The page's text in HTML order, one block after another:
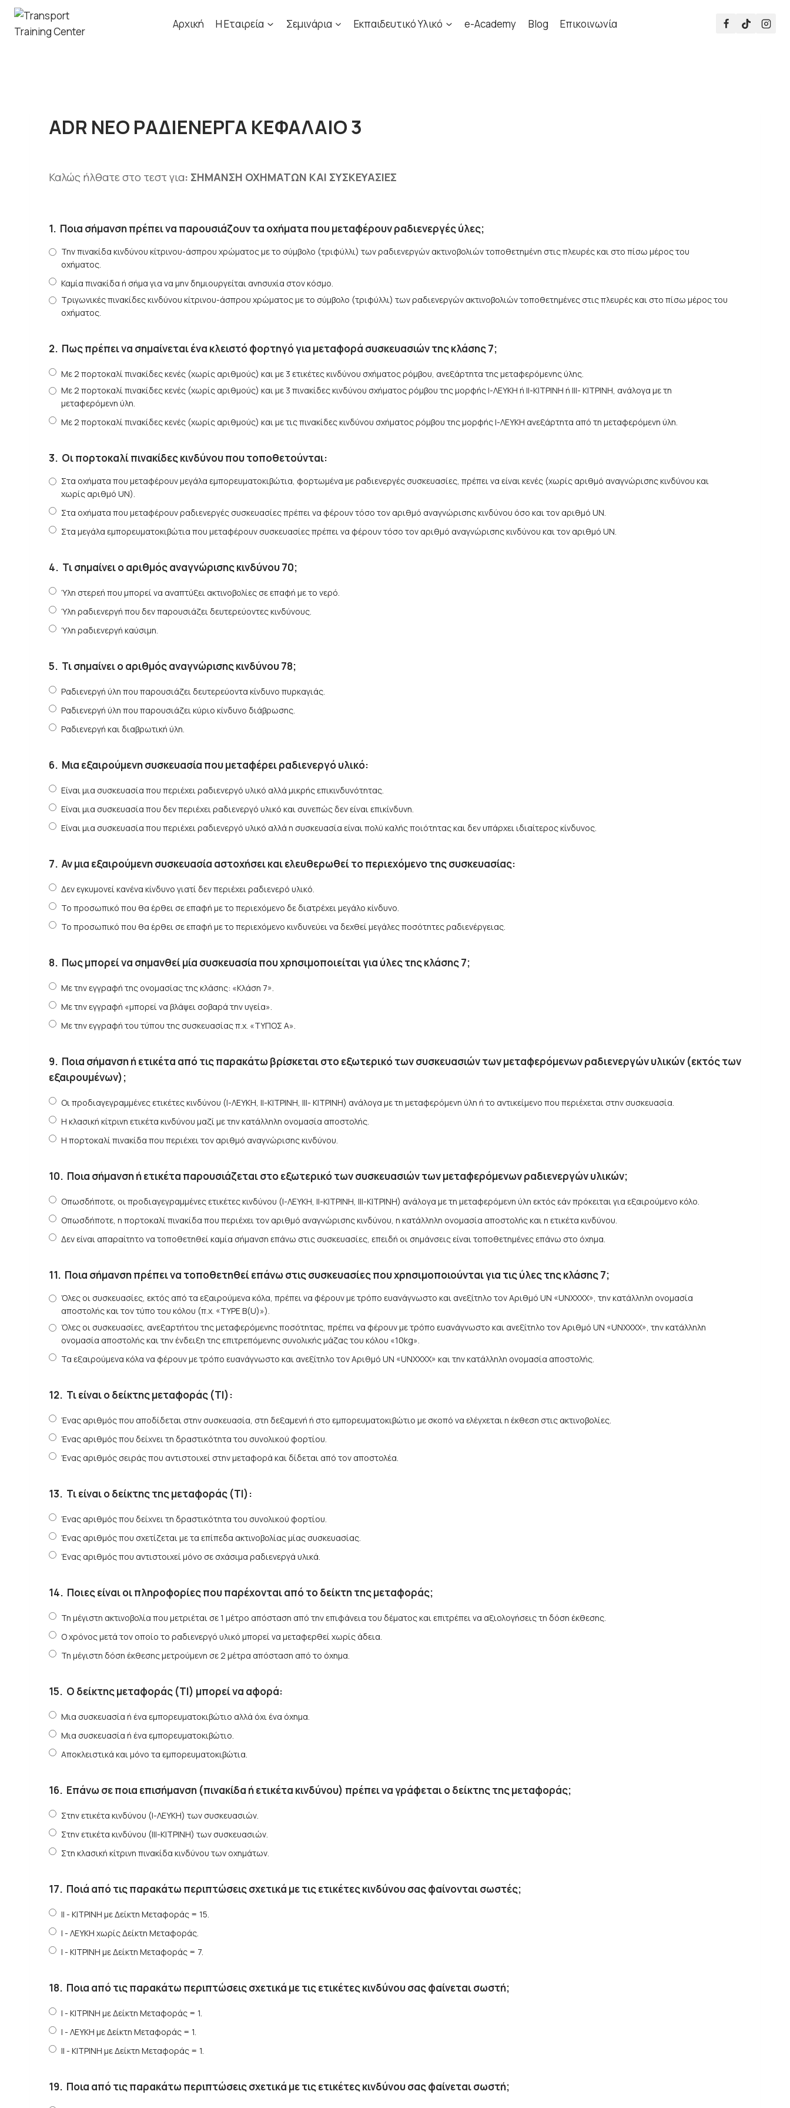
Skip
content
Αρχική Η Εταιρεία Σεμινάρια Εκπαιδευτικό Υλικό e-Academy Blog Επικοινωνία
ADR ΝΕΟ ΡΑΔΙΕΝΕΡΓΑ ΚΕΦΑΛΑΙΟ 3
Καλώς ήλθατε στο τεστ για: ΣΗΜΑΝΣΗ ΟΧΗΜΑΤΩΝ ΚΑΙ ΣΥΣΚΕΥΑΣΙΕΣ
1. Ποια σήμανση πρέπει να παρουσιάζουν τα οχήματα που μεταφέρουν ραδιενεργές ύλες;
Την πινακίδα κινδύνου κίτρινου-άσπρου χρώματος με το σύμβολο (τριφύλλι) των ραδιενεργών ακτινοβολιών τοποθετημένη στις πλευρές και στο πίσω μέρος του
οχήματος.
Καμία πινακίδα ή σήμα για να μην δημιουργείται ανησυχία στον κόσμο.
Τριγωνικές πινακίδες κινδύνου κίτρινου-άσπρου χρώματος με το σύμβολο (τριφύλλι) των ραδιενεργών ακτινοβολιών τοποθετημένες στις πλευρές και στο πίσω μέρος του
οχήματος.
2. Πως πρέπει να σημαίνεται ένα κλειστό φορτηγό για μεταφορά συσκευασιών της κλάσης 7;
Με 2 πορτοκαλί πινακίδες κενές (χωρίς αριθμούς) και με 3 ετικέτες κινδύνου σχήματος ρόμβου, ανεξάρτητα της μεταφερόμενης ύλης.
Με 2 πορτοκαλί πινακίδες κενές (χωρίς αριθμούς) και με 3 πινακίδες κινδύνου σχήματος ρόμβου της μορφής Ι-ΛΕΥΚΗ ή ΙΙ-ΚΙΤΡΙΝΗ ή ΙΙΙ- ΚΙΤΡΙΝΗ, ανάλογα με τη
μεταφερόμενη ύλη.
Με 2 πορτοκαλί πινακίδες κενές (χωρίς αριθμούς) και με τις πινακίδες κινδύνου σχήματος ρόμβου της μορφής Ι-ΛΕΥΚΗ ανεξάρτητα από τη μεταφερόμενη ύλη.
3. Οι πορτοκαλί πινακίδες κινδύνου που τοποθετούνται:
Στα οχήματα που μεταφέρουν μεγάλα εμπορευματοκιβώτια, φορτωμένα με ραδιενεργές συσκευασίες, πρέπει να είναι κενές (χωρίς αριθμό αναγνώρισης κινδύνου και
χωρίς αριθμό UN).
Στα οχήματα που μεταφέρουν ραδιενεργές συσκευασίες πρέπει να φέρουν τόσο τον αριθμό αναγνώρισης κινδύνου όσο και τον αριθμό UN.
Στα μεγάλα εμπορευματοκιβώτια που μεταφέρουν συσκευασίες πρέπει να φέρουν τόσο τον αριθμό αναγνώρισης κινδύνου και τον αριθμό UN.
4. Τι σημαίνει ο αριθμός αναγνώρισης κινδύνου 70;
Ύλη στερεή που μπορεί να αναπτύξει ακτινοβολίες σε επαφή με το νερό.
Ύλη ραδιενεργή που δεν παρουσιάζει δευτερεύοντες κινδύνους.
Ύλη ραδιενεργή καύσιμη.
5. Τι σημαίνει ο αριθμός αναγνώρισης κινδύνου 78;
Ραδιενεργή ύλη που παρουσιάζει δευτερεύοντα κίνδυνο πυρκαγιάς.
Ραδιενεργή ύλη που παρουσιάζει κύριο κίνδυνο διάβρωσης.
Ραδιενεργή και διαβρωτική ύλη.
6. Μια εξαιρούμενη συσκευασία που μεταφέρει ραδιενεργό υλικό:
Είναι μια συσκευασία που περιέχει ραδιενεργό υλικό αλλά μικρής επικινδυνότητας.
Είναι μια συσκευασία που δεν περιέχει ραδιενεργό υλικό και συνεπώς δεν είναι επικίνδυνη.
Είναι μια συσκευασία που περιέχει ραδιενεργό υλικό αλλά η συσκευασία είναι πολύ καλής ποιότητας και δεν υπάρχει ιδιαίτερος κίνδυνος.
7. Αν μια εξαιρούμενη συσκευασία αστοχήσει και ελευθερωθεί το περιεχόμενο της συσκευασίας:
Δεν εγκυμονεί κανένα κίνδυνο γιατί δεν περιέχει ραδιενερό υλικό.
Το προσωπικό που θα έρθει σε επαφή με το περιεχόμενο δε διατρέχει μεγάλο κίνδυνο.
Το προσωπικό που θα έρθει σε επαφή με το περιεχόμενο κινδυνεύει να δεχθεί μεγάλες ποσότητες ραδιενέργειας.
8. Πως μπορεί να σημανθεί μία συσκευασία που χρησιμοποιείται για ύλες της κλάσης 7;
Με την εγγραφή της ονομασίας της κλάσης: «Κλάση 7».
Με την εγγραφή «μπορεί να βλάψει σοβαρά την υγεία».
Με την εγγραφή του τύπου της συσκευασίας π.χ. «TΥΠΟΣ Α».
9. Ποια σήμανση ή ετικέτα από τις παρακάτω βρίσκεται στο εξωτερικό των συσκευασιών των μεταφερόμενων ραδιενεργών υλικών (εκτός των
εξαιρουμένων);
Οι προδιαγεγραμμένες ετικέτες κινδύνου (Ι-ΛΕΥΚΗ, ΙΙ-ΚΙΤΡΙΝΗ, ΙΙΙ- ΚΙΤΡΙΝΗ) ανάλογα με τη μεταφερόμενη ύλη ή το αντικείμενο που περιέχεται στην συσκευασία.
Η κλασική κίτρινη ετικέτα κινδύνου μαζί με την κατάλληλη ονομασία αποστολής.
Η πορτοκαλί πινακίδα που περιέχει τον αριθμό αναγνώρισης κινδύνου.
10. Ποια σήμανση ή ετικέτα παρουσιάζεται στο εξωτερικό των συσκευασιών των μεταφερόμενων ραδιενεργών υλικών;
Οπωσδήποτε, οι προδιαγεγραμμένες ετικέτες κινδύνου (Ι-ΛΕΥΚΗ, ΙΙ-ΚΙΤΡΙΝΗ, ΙΙΙ-ΚΙΤΡΙΝΗ) ανάλογα με τη μεταφερόμενη ύλη εκτός εάν πρόκειται για εξαιρούμενο κόλο.
Οπωσδήποτε, η πορτοκαλί πινακίδα που περιέχει τον αριθμό αναγνώρισης κινδύνου, η κατάλληλη ονομασία αποστολής και η ετικέτα κινδύνου.
Δεν είναι απαραίτητο να τοποθετηθεί καμία σήμανση επάνω στις συσκευασίες, επειδή οι σημάνσεις είναι τοποθετημένες επάνω στο όχημα.
11. Ποια σήμανση πρέπει να τοποθετηθεί επάνω στις συσκευασίες που χρησιμοποιούνται για τις ύλες της κλάσης 7;
Όλες οι συσκευασίες, εκτός από τα εξαιρούμενα κόλα, πρέπει να φέρουν με τρόπο ευανάγνωστο και ανεξίτηλο τον Αριθμό UN «UNXXXX», την κατάλληλη ονομασία
αποστολής και τον τύπο του κόλου (π.χ. «TYPE Β(U)»).
Όλες οι συσκευασίες, ανεξαρτήτου της μεταφερόμενης ποσότητας, πρέπει να φέρουν με τρόπο ευανάγνωστο και ανεξίτηλο τον Αριθμό UN «UNXXXX», την κατάλληλη
ονομασία αποστολής και την ένδειξη της επιτρεπόμενης συνολικής μάζας του κόλου «10kg».
Τα εξαιρούμενα κόλα να φέρουν με τρόπο ευανάγνωστο και ανεξίτηλο τον Αριθμό UN «UNXXXX» και την κατάλληλη ονομασία αποστολής.
12. Τι είναι ο δείκτης μεταφοράς (ΤΙ):
Ένας αριθμός που αποδίδεται στην συσκευασία, στη δεξαμενή ή στο εμπορευματοκιβώτιο με σκοπό να ελέγχεται η έκθεση στις ακτινοβολίες.
Ένας αριθμός που δείχνει τη δραστικότητα του συνολικού φορτίου.
Ένας αριθμός σειράς που αντιστοιχεί στην μεταφορά και δίδεται από τον αποστολέα.
13. Τι είναι ο δείκτης της μεταφοράς (ΤΙ):
Ένας αριθμός που δείχνει τη δραστικότητα του συνολικού φορτίου.
Ένας αριθμός που σχετίζεται με τα επίπεδα ακτινοβολίας μίας συσκευασίας.
Ένας αριθμός που αντιστοιχεί μόνο σε σχάσιμα ραδιενεργά υλικά.
14. Ποιες είναι οι πληροφορίες που παρέχονται από το δείκτη της μεταφοράς;
Τη μέγιστη ακτινοβολία που μετριέται σε 1 μέτρο απόσταση από την επιφάνεια του δέματος και επιτρέπει να αξιολογήσεις τη δόση έκθεσης.
Ο χρόνος μετά τον οποίο το ραδιενεργό υλικό μπορεί να μεταφερθεί χωρίς άδεια.
Τη μέγιστη δόση έκθεσης μετρούμενη σε 2 μέτρα απόσταση από το όχημα.
15. Ο δείκτης μεταφοράς (ΤΙ) μπορεί να αφορά:
Μια συσκευασία ή ένα εμπορευματοκιβώτιο αλλά όχι ένα όχημα.
Μια συσκευασία ή ένα εμπορευματοκιβώτιο.
Αποκλειστικά και μόνο τα εμπορευματοκιβώτια.
16. Επάνω σε ποια επισήμανση (πινακίδα ή ετικέτα κινδύνου) πρέπει να γράφεται ο δείκτης της μεταφοράς;
Στην ετικέτα κινδύνου (Ι-ΛΕΥΚΗ) των συσκευασιών.
Στην ετικέτα κινδύνου (ΙΙΙ-ΚΙΤΡΙΝΗ) των συσκευασιών.
Στη κλασική κίτρινη πινακίδα κινδύνου των οχημάτων.
17. Ποιά από τις παρακάτω περιπτώσεις σχετικά με τις ετικέτες κινδύνου σας φαίνονται σωστές;
ΙΙ - ΚΙΤΡΙΝΗ με Δείκτη Μεταφοράς = 15.
Ι - ΛΕΥΚΗ χωρίς Δείκτη Μεταφοράς.
Ι - ΚΙΤΡΙΝΗ με Δείκτη Μεταφοράς = 7.
18. Ποια από τις παρακάτω περιπτώσεις σχετικά με τις ετικέτες κινδύνου σας φαίνεται σωστή;
Ι - ΚΙΤΡΙΝΗ με Δείκτη Μεταφοράς = 1.
Ι - ΛΕΥΚΗ με Δείκτη Μεταφοράς = 1.
ΙΙ - ΚΙΤΡΙΝΗ με Δείκτη Μεταφοράς = 1.
19. Ποια από τις παρακάτω περιπτώσεις σχετικά με τις ετικέτες κινδύνου σας φαίνεται σωστή;